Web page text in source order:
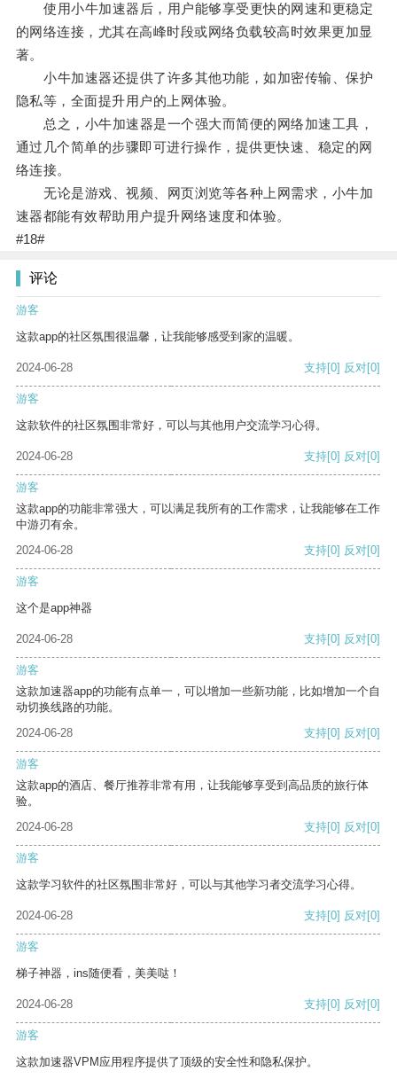
使用小牛加速器后，用户能够享受更快的网速和更稳定
的网络连接，尤其在高峰时段或网络负载较高时效果更加显
著。
小牛加速器还提供了许多其他功能，如加密传输、保护
隐私等，全面提升用户的上网体验。
总之，小牛加速器是一个强大而简便的网络加速工具，
通过几个简单的步骤即可进行操作，提供更快速、稳定的网
络连接。
无论是游戏、视频、网页浏览等各种上网需求，小牛加
速器都能有效帮助用户提升网络速度和体验。
#18#
评论
游客
这款app的社区氛围很温馨，让我能够感受到家的温暖。
2024-06-28 支持[0] 反对[0]
游客
这款软件的社区氛围非常好，可以与其他用户交流学习心得。
2024-06-28 支持[0] 反对[0]
游客
这款app的功能非常强大，可以满足我所有的工作需求，让我能够在工作
中游刃有余。
2024-06-28
支持[0] 反对[0]
游客
这个是app神器
2024-06-28 支持[0] 反对[0]
游客
这款加速器app的功能有点单一，可以增加一些新功能，比如增加一个自
动切换线路的功能。
2024-06-28
支持[0] 反对[0]
游客
这款app的酒店、餐厅推荐非常有用，让我能够享受到高品质的旅行体
验。
2024-06-28
支持[0] 反对[0]
游客
这款学习软件的社区氛围非常好，可以与其他学习者交流学习心得。
2024-06-28 支持[0] 反对[0]
游客
梯子神器，ins随便看，美美哒！
2024-06-28 支持[0] 反对[0]
游客
这款加速器VPM应用程序提供了顶级的安全性和隐私保护。